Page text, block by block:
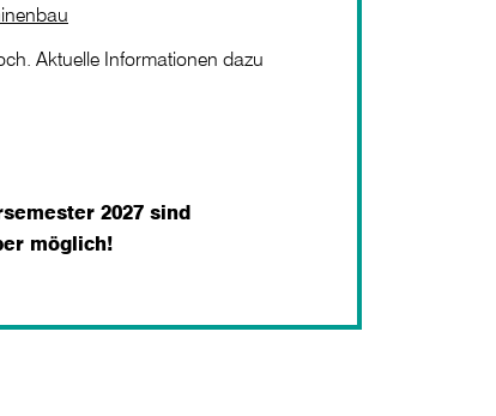
Aktuelle Informationen dazu
2027 sind
möglich!